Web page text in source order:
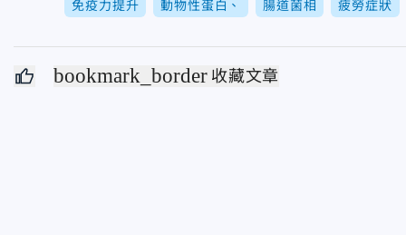
免疫力提升 動物性蛋白、 腸道菌相 疲勞症狀
bookmark_border 收藏文章